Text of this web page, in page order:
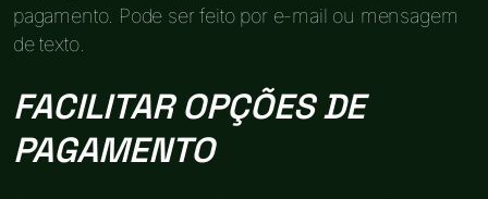
pagamento. Pode ser feito por e-mail ou mensagem
de texto.
FACILITAR OPÇÕES DE
PAGAMENTO